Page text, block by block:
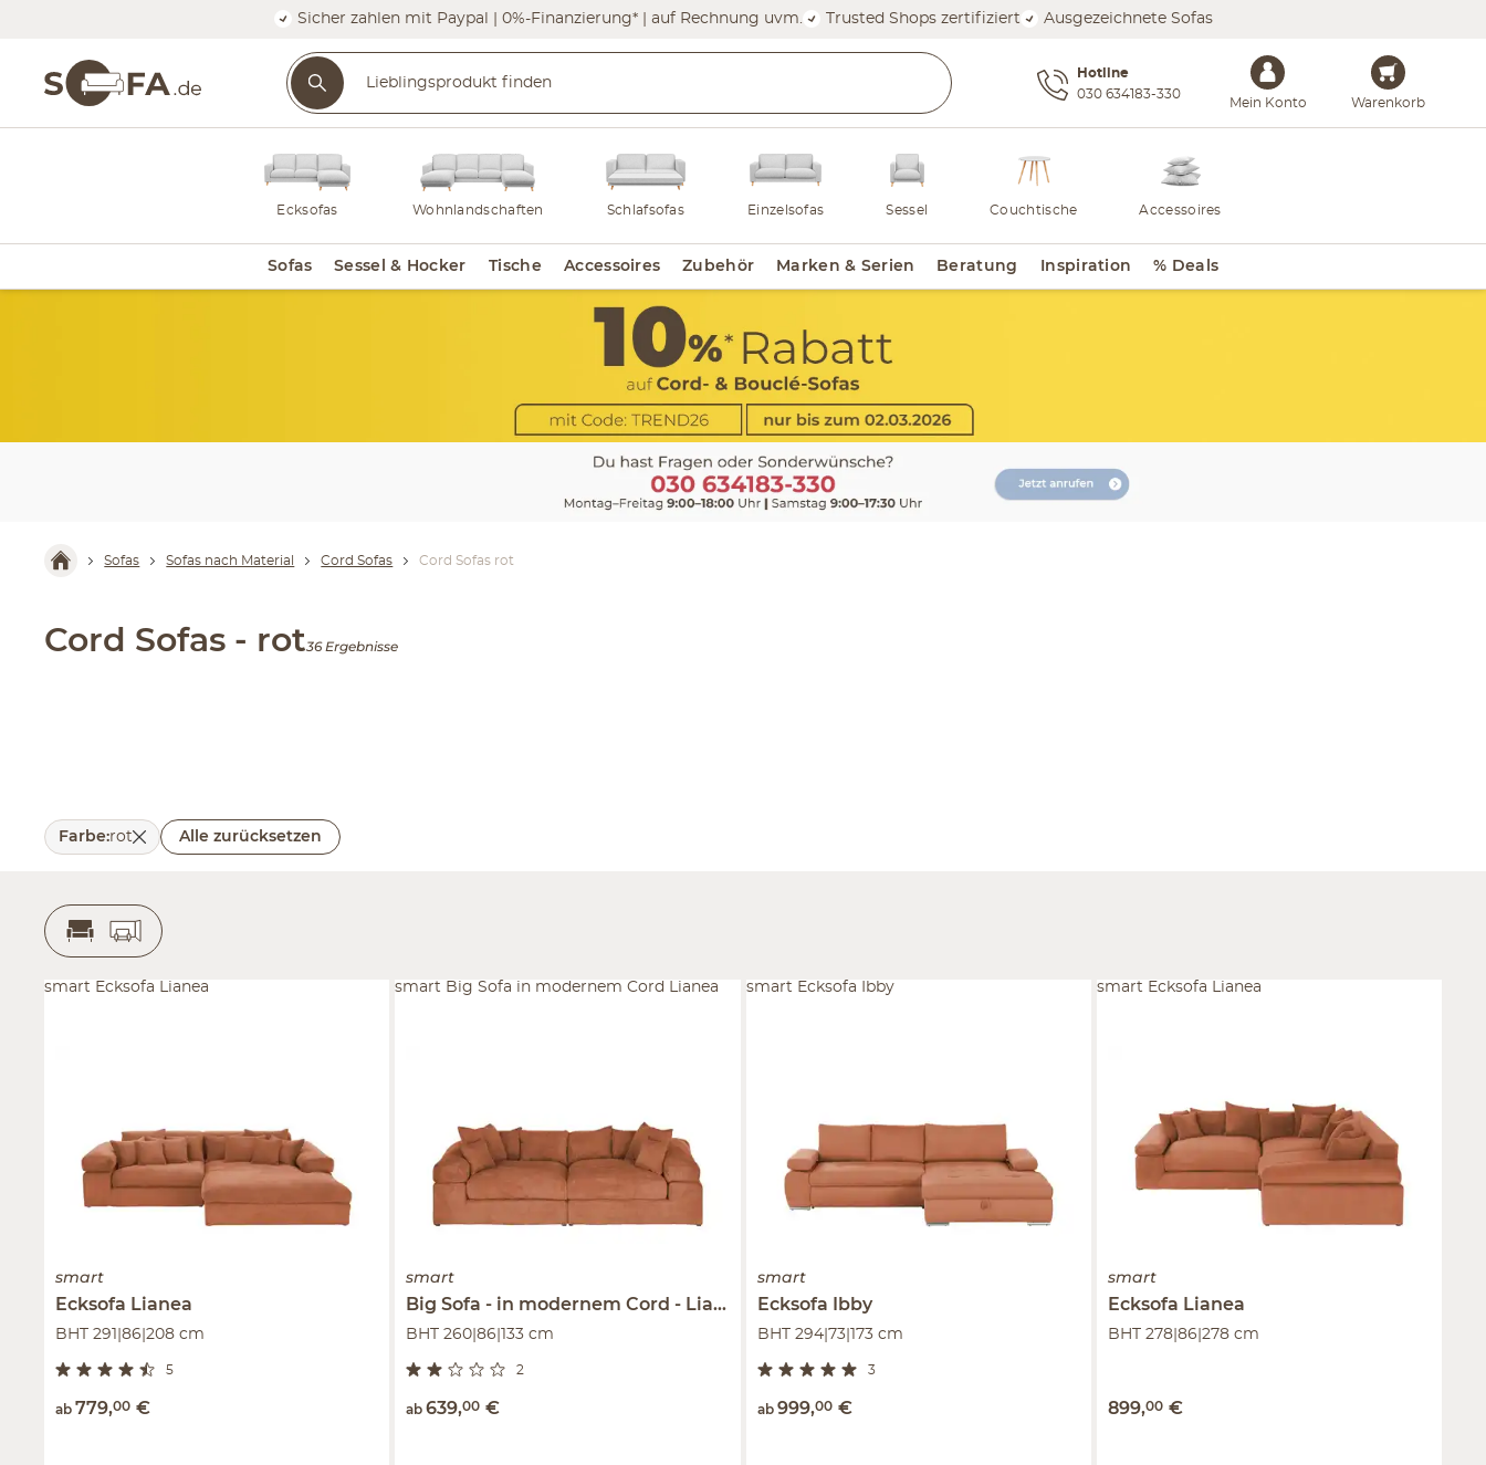
Sicher zahlen mit Paypal | 0%-Finanzierung* | auf Rechnung uvm. Trusted Shops zertifiziert Ausgezeichnete Sofas
Hotline
030 634183-330
Mein Konto Warenkorb
Ecksofas Wohnlandschaften Schlafsofas Einzelsofas Sessel Couchtische Accessoires
Sofas Sessel & Hocker Tische Accessoires Zubehör Marken & Serien Beratung Inspiration % Deals
Sofas Sofas nach Material Cord Sofas Cord Sofas rot
Cord Sofas - rot36 Ergebnisse
Farbe:rot Alle zurücksetzen
smart
Ecksofa Lianea
BHT 291|86|208 cm
5
ab 779,00 €
smart Ecksofa Lianea
smart
Big Sofa in modernem Cord Lianea
BHT 260|86|133 cm
2
ab 639,00 €
smart Big Sofa in modernem Cord Lianea
smart
Ecksofa Ibby
BHT 294|73|173 cm
3
ab 999,00 €
smart Ecksofa Ibby
smart
Ecksofa Lianea
BHT 278|86|278 cm
899,00 €
smart Ecksofa Lianea